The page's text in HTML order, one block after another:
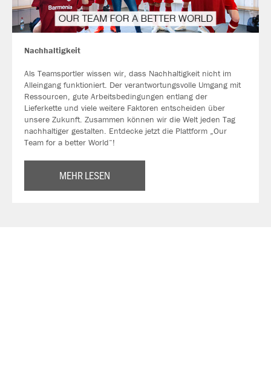
Nachhaltigkeit
Als Teamsportler wissen wir, dass Nachhaltigkeit nicht im
Alleingang funktioniert. Der verantwortungsvolle Umgang mit
Ressourcen, gute Arbeitsbedingungen entlang der
Lieferkette und viele weitere Faktoren entscheiden über
unsere Zukunft. Zusammen können wir die Welt jeden Tag
nachhaltiger gestalten. Entdecke jetzt die Plattform „Our
Team for a better World“!
MEHR LESEN